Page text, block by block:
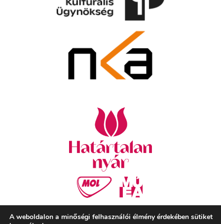
A weboldalon a minőségi felhasználói élmény érdekében sütiket